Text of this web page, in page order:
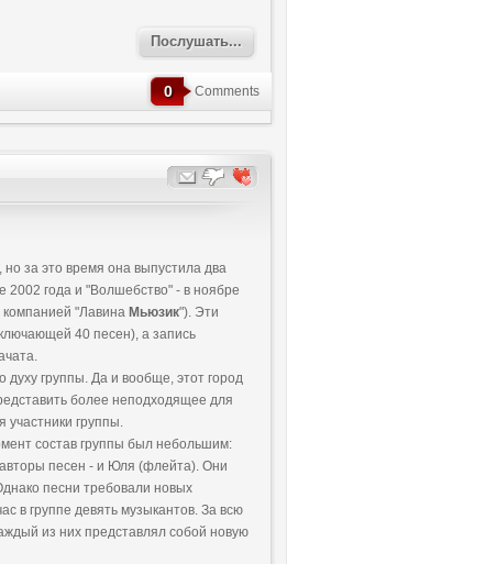
Послушать...
0 Comments
но за это время она выпустила два
2002 года и "Волшебство" - в ноябре
компанией "Лавина Мьюзик"). Эти
40 песен), а запись
группы. Да и вообще, этот город
более неподходящее для
группы.
состав группы был небольшим:
авторы песен - и Юля (флейта). Они
песни требовали новых
в группе девять музыкантов. За всю
из них представлял собой новую